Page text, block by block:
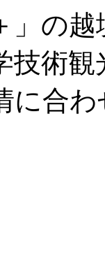
」の
技術
に合